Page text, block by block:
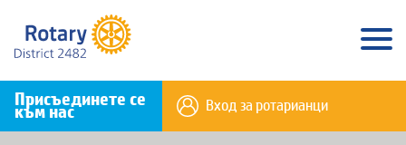
Присъединете се
към нас Вход за ротарианци